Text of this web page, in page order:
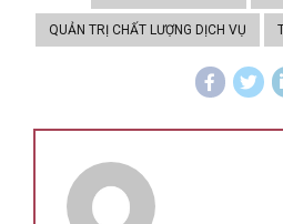
QUẢN TRỊ CHẤT LƯỢNG DỊCH VỤ